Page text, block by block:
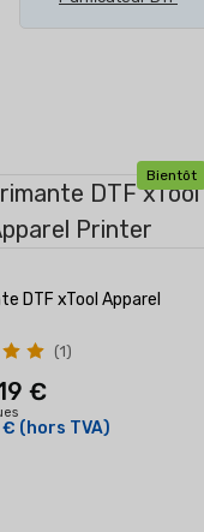
Bientôt
DTF xTool Apparel
€
€ (hors TVA)
(1)